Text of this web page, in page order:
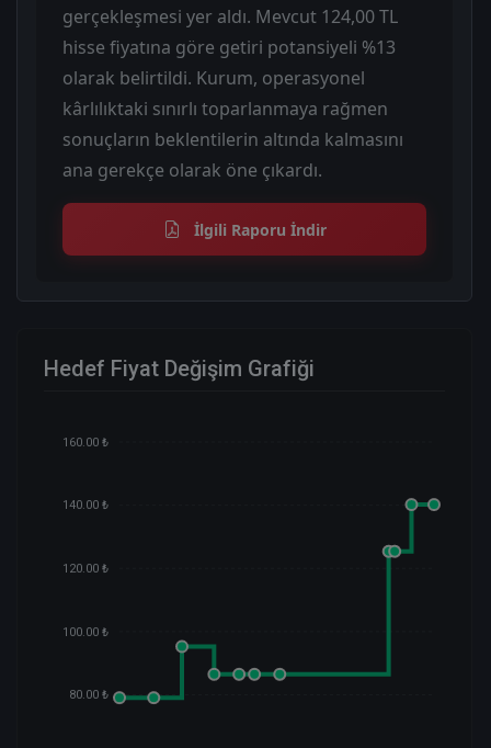
gerçekleşmesi yer aldı. Mevcut 124,00 TL
hisse fiyatına göre getiri potansiyeli %13
olarak belirtildi. Kurum, operasyonel
kârlılıktaki sınırlı toparlanmaya rağmen
sonuçların beklentilerin altında kalmasını
ana gerekçe olarak öne çıkardı.
İlgili Raporu İndir
Hedef Fiyat Değişim Grafiği
160.00 ₺
140.00 ₺
120.00 ₺
100.00 ₺
80.00 ₺